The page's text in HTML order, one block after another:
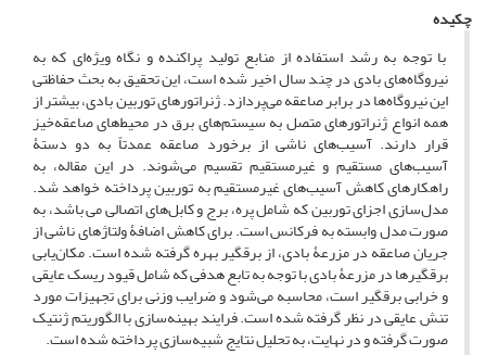
چکیده
با توجه به رشد استفاده از منابع تولید پراکنده و نگاه ویژه‌ای که به
نیروگاه‌های بادی در چند سال اخیر شده است، این تحقیق به بحث حفاظتی
این نیروگاه‌ها در برابر صاعقه می‌پردازد. ژنراتورهای توربین بادی، بیشتر از
همه انواع ژنراتورهای متصل به سیستم‌های برق در محیط‌های صاعقه‌خیز
قرار دارند. آسیب‌های ناشی از برخورد صاعقه عمدتاً به دو دستۀ
آسیب‌های مستقیم و غیرمستقیم تقسیم می‌شوند. در این مقاله، به
راهکارهای کاهش آسیب‌های غیرمستقیم به توربین پرداخته خواهد شد.
مدل‌سازی اجزای توربین که شامل پره، برج و کابل‌های اتصالی می باشد، به
‌صورت مدل وابسته به فرکانس است. برای کاهش اضافۀ ولتاژهای ناشی از
جریان صاعقه در مزرعۀ بادی، از برقگیر بهره گرفته شده است. مکان‌یابی
برقگیرها در مزرعۀ بادی با توجه به تابع هدفی که شامل قیود ریسک عایقی
و خرابی برقگیر است، محاسبه می‌شود و ضرایب وزنی برای تجهیزات مورد
تنش عایقی در نظر گرفته شده است. فرایند بهینه‌سازی با الگوریتم ژنتیک
صورت گرفته و در نهایت، به تحلیل نتایج شبیه‌سازی پرداخته شده است.